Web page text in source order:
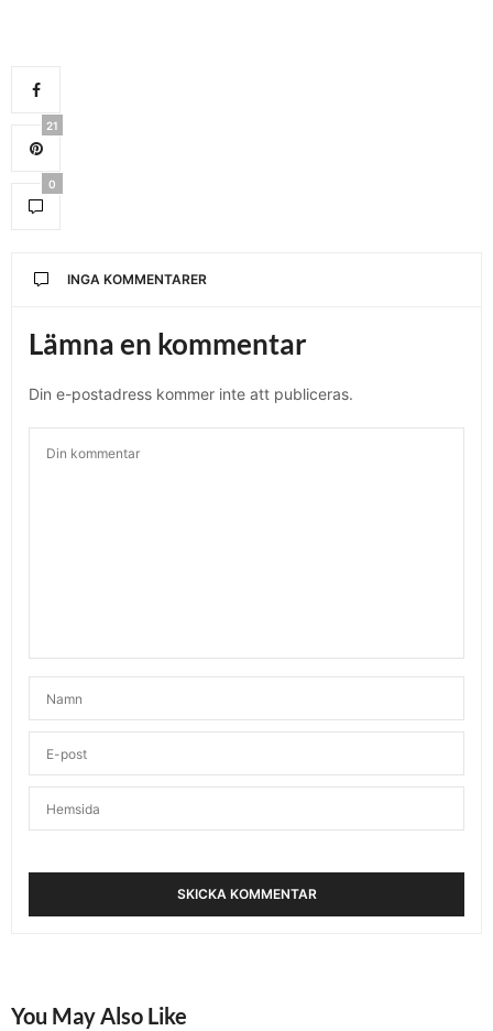
21
0
INGA KOMMENTARER
Lämna en kommentar
Din e-postadress kommer inte att publiceras.
You May Also Like